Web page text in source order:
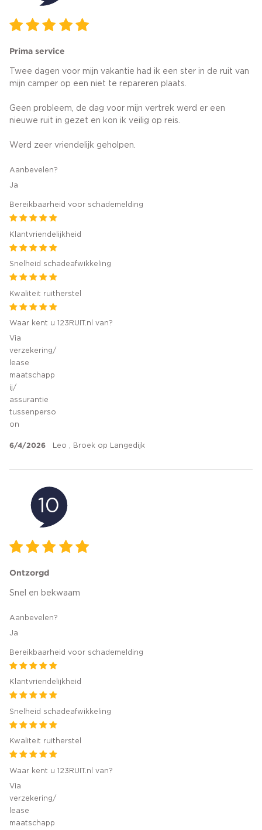
Prima service
Twee dagen voor mijn vakantie had ik een ster in de ruit van
mijn camper op een niet te repareren plaats.
Geen probleem, de dag voor mijn vertrek werd er een
nieuwe ruit in gezet en kon ik veilig op reis.
Werd zeer vriendelijk geholpen.
Aanbevelen?
Ja
Bereikbaarheid voor schademelding
Klantvriendelijkheid
Snelheid schadeafwikkeling
Kwaliteit ruitherstel
Waar kent u 123RUIT.nl van?
Via
verzekering/
lease
maatschapp
ij/
assurantie
tussenperso
on
6/4/2026 Leo , Broek op Langedijk
10
Ontzorgd
Snel en bekwaam
Aanbevelen?
Ja
Bereikbaarheid voor schademelding
Klantvriendelijkheid
Snelheid schadeafwikkeling
Kwaliteit ruitherstel
Waar kent u 123RUIT.nl van?
Via
verzekering/
lease
maatschapp